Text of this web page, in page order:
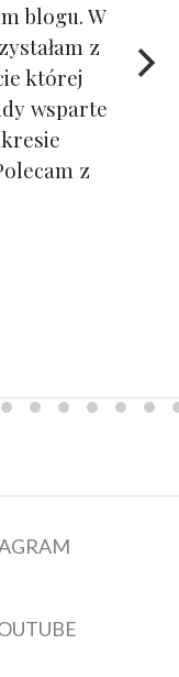
blogu. W
z
której
wsparte
z